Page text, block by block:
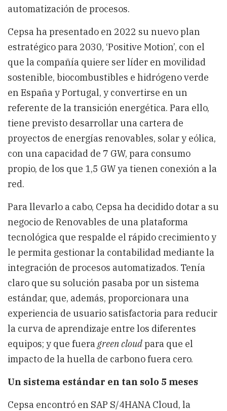
automatización de procesos.
Cepsa ha presentado en 2022 su nuevo plan
estratégico para 2030, ‘Positive Motion’, con el
que la compañía quiere ser líder en movilidad
sostenible, biocombustibles e hidrógeno verde
en España y Portugal, y convertirse en un
referente de la transición energética. Para ello,
tiene previsto desarrollar una cartera de
proyectos de energías renovables, solar y eólica,
con una capacidad de 7 GW, para consumo
propio, de los que 1,5 GW ya tienen conexión a la
red.
Para llevarlo a cabo, Cepsa ha decidido dotar a su
negocio de Renovables de una plataforma
tecnológica que respalde el rápido crecimiento y
le permita gestionar la contabilidad mediante la
integración de procesos automatizados. Tenía
claro que su solución pasaba por un sistema
estándar, que, además, proporcionara una
experiencia de usuario satisfactoria para reducir
la curva de aprendizaje entre los diferentes
equipos; y que fueragreen cloudpara que el
impacto de la huella de carbono fuera cero.
Un sistema estándar en tan solo 5 meses
Cepsa encontró en SAP S/4HANA Cloud, la